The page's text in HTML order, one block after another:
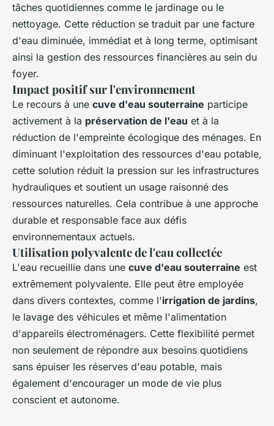
tâches quotidiennes comme le jardinage ou le
nettoyage. Cette réduction se traduit par une facture
d'eau diminuée, immédiat et à long terme, optimisant
ainsi la gestion des ressources financières au sein du
foyer.
Impact positif sur l'environnement
Le recours à une cuve d'eau souterraine participe
activement à la préservation de l'eau et à la
réduction de l'empreinte écologique des ménages. En
diminuant l'exploitation des ressources d'eau potable,
cette solution réduit la pression sur les infrastructures
hydrauliques et soutient un usage raisonné des
ressources naturelles. Cela contribue à une approche
durable et responsable face aux défis
environnementaux actuels.
Utilisation polyvalente de l'eau collectée
L'eau recueillie dans une cuve d'eau souterraine est
extrêmement polyvalente. Elle peut être employée
dans divers contextes, comme l'irrigation de jardins,
le lavage des véhicules et même l'alimentation
d'appareils électroménagers. Cette flexibilité permet
non seulement de répondre aux besoins quotidiens
sans épuiser les réserves d'eau potable, mais
également d'encourager un mode de vie plus
conscient et autonome.